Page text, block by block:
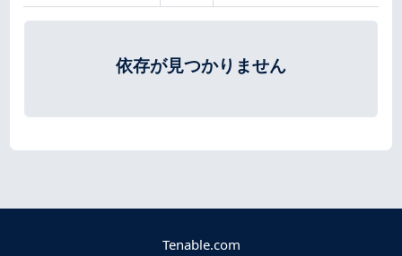
依存が見つかりません
Tenable.com